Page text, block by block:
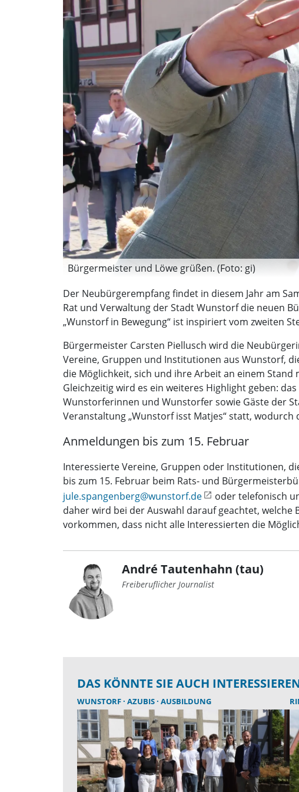
Bürgermeister und Löwe grüßen. (Foto: gi)
Der Neubürgerempfang findet in diesem Jahr am
Rat und Verwaltung der Stadt Wunstorf die neuen
„Wunstorf in Bewegung“ ist inspiriert vom zweiten
Bürgermeister Carsten Piellusch wird die
Vereine, Gruppen und Institutionen aus Wunstorf,
die Möglichkeit, sich und ihre Arbeit an einem
Gleichzeitig wird es ein weiteres Highlight geben:
Wunstorferinnen und Wunstorfer sowie Gäste der
Veranstaltung „Wunstorf isst Matjes“ statt,
Anmeldungen bis zum 15. Februar
Interessierte Vereine, Gruppen oder Institutionen,
bis zum 15. Februar beim Rats- und
jule.spangenberg@wunstorf.de
oder telefonisch
daher wird bei der Auswahl darauf geachtet,
vorkommen, dass nicht alle Interessierten die
André Tautenhahn (tau)
Freiberuflicher Journalist
DAS KÖNNTE SIE AUCH
WUNSTORF AZUBIS AUSBILDUNG